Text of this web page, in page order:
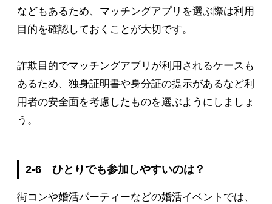
などもあるため、マッチングアプリを選ぶ際は利用
目的を確認しておくことが大切です。
詐欺目的でマッチングアプリが利用されるケースも
あるため、独身証明書や身分証の提示があるなど利
用者の安全面を考慮したものを選ぶようにしましょ
う。
2-6 ひとりでも参加しやすいのは？
街コンや婚活パーティーなどの婚活イベントでは、